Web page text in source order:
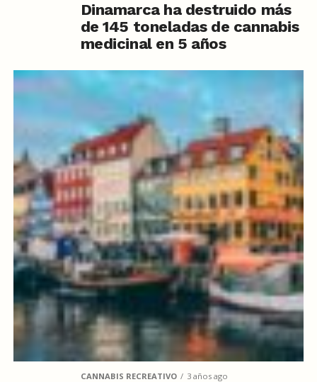
Dinamarca ha destruido más
de 145 toneladas de cannabis
medicinal en 5 años
CANNABIS RECREATIVO 3 años ago